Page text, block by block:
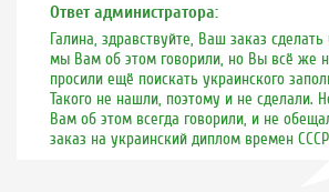
Ответ администратора:
Галина, здравствуйте, Ваш заказ
мы Вам об этом говорили, но Вы всё же
просили ещё поискать украинского
Такого не нашли, поэтому и не сделали.
Вам об этом всегда говорили, и не
заказ на украинский диплом времен